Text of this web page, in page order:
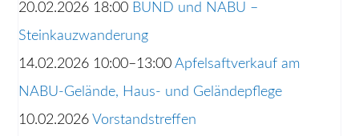
20.02.2026 18:00 BUND und NABU –
Steinkauzwanderung
14.02.2026 10:00–13:00 Apfelsaftverkauf am
NABU-Gelände, Haus- und Geländepflege
10.02.2026 Vorstandstreffen